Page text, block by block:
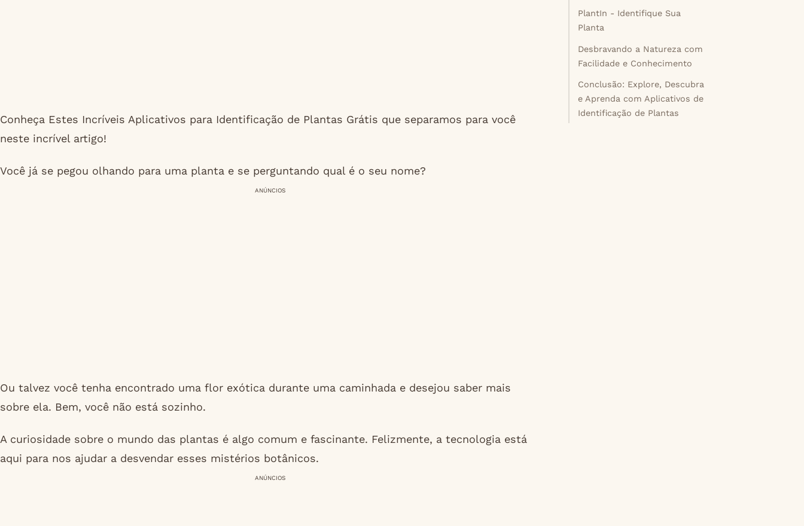
Conheça Estes Incríveis Aplicativos para Identificação de Plantas Grátis que separamos para você
neste incrível artigo!
Você já se pegou olhando para uma planta e se perguntando qual é o seu nome?
ANÚNCIOS
Ou talvez você tenha encontrado uma flor exótica durante uma caminhada e desejou saber mais
sobre ela. Bem, você não está sozinho.
A curiosidade sobre o mundo das plantas é algo comum e fascinante. Felizmente, a tecnologia está
aqui para nos ajudar a desvendar esses mistérios botânicos.
ANÚNCIOS
PlantIn - Identifique Sua
Planta
Desbravando a Natureza com
Facilidade e Conhecimento
Conclusão: Explore, Descubra
e Aprenda com Aplicativos de
Identificação de Plantas